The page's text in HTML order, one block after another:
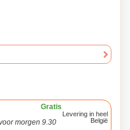
Gratis
morgen 9.30
Levering in heel
België